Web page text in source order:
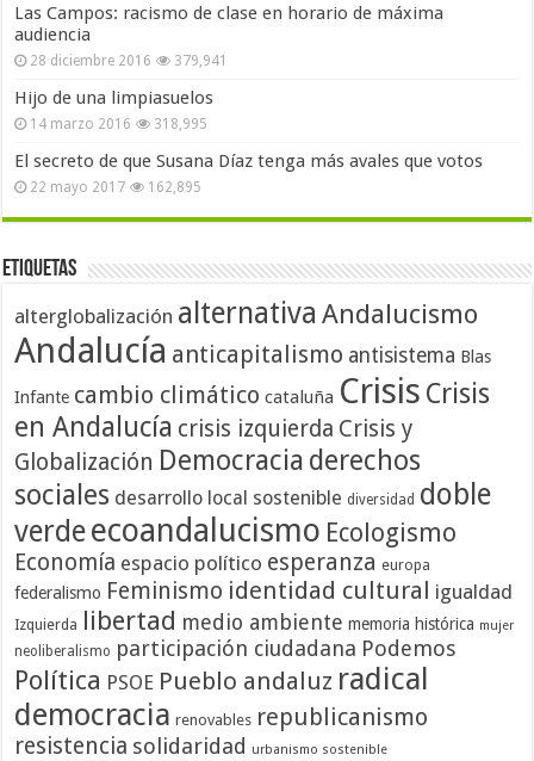
Las Campos: racismo de clase en horario de máxima
audiencia
28 diciembre 2016 379,941
Hijo de una limpiasuelos
14 marzo 2016 318,995
El secreto de que Susana Díaz tenga más avales que votos
22 mayo 2017 162,895
Etiquetas
alterglobalización alternativa Andalucismo
Andalucía anticapitalismo antisistema Blas
Infante cambio climático cataluña Crisis Crisis
en Andalucía crisis izquierda Crisis y
Globalización Democracia derechos
sociales desarrollo local sostenible diversidad doble
verdeecoandalucismo Ecologismo
Economía espacio político esperanza europa
federalismo Feminismo identidad cultural igualdad
Izquierda libertad medio ambiente memoria histórica mujer
neoliberalismo participación ciudadana Podemos
Política PSOE Pueblo andaluz radical
democracia renovables republicanismo
resistencia solidaridad urbanismo sostenible